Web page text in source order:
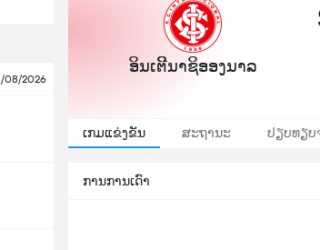
08/2026
ອິນເຕີີນາຊິອອງນາລ
ເກມແຂ່ງຂັນ ສະຖານະ ປຽບທຽບ
ການການເດົາ